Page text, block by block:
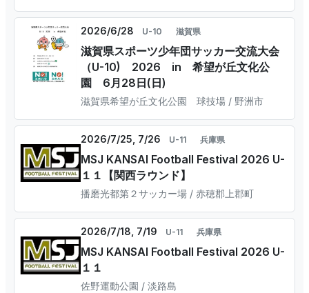
2026/6/28 U-10 滋賀県
滋賀県スポーツ少年団サッカー交流大会
（U-10) 2026 in 希望が丘文化公
園 6月28日(日)
滋賀県希望が丘文化公園 球技場 / 野洲市
2026/7/25, 7/26 U-11 兵庫県
MSJ KANSAI Football Festival 2026 U-
１１【関西ラウンド】
播磨光都第２サッカー場 / 赤穂郡上郡町
2026/7/18, 7/19 U-11 兵庫県
MSJ KANSAI Football Festival 2026 U-
１１
佐野運動公園 / 淡路島